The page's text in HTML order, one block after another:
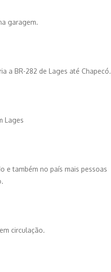
garagem.
a BR-282 de Lages até Chapecó.
Lages
e também no país mais pessoas
circulação.